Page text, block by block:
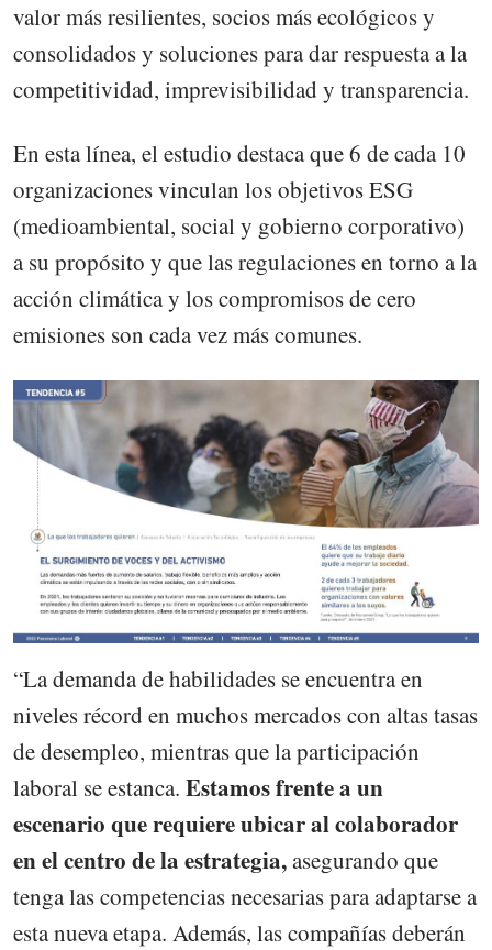
valor más resilientes, socios más ecológicos y
consolidados y soluciones para dar respuesta a la
competitividad, imprevisibilidad y transparencia.
En esta línea, el estudio destaca que 6 de cada 10
organizaciones vinculan los objetivos ESG
(medioambiental, social y gobierno corporativo)
a su propósito y que las regulaciones en torno a la
acción climática y los compromisos de cero
emisiones son cada vez más comunes.
“La demanda de habilidades se encuentra en
niveles récord en muchos mercados con altas tasas
de desempleo, mientras que la participación
laboral se estanca. Estamos frente a un
escenario que requiere ubicar al colaborador
en el centro de la estrategia,asegurando que
tenga las competencias necesarias para adaptarse a
esta nueva etapa. Además, las compañías deberán